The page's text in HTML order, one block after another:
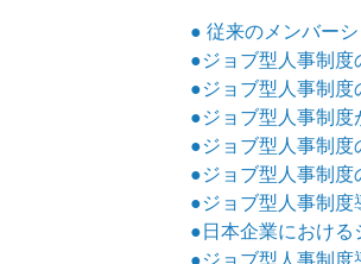
● 従来のメンバー
●ジョブ型人事制度
●ジョブ型人事制度
●ジョブ型人事制度
●ジョブ型人事制度
●ジョブ型人事制度
●ジョブ型人事制度
●日本企業における
●ジョブ型人事制度